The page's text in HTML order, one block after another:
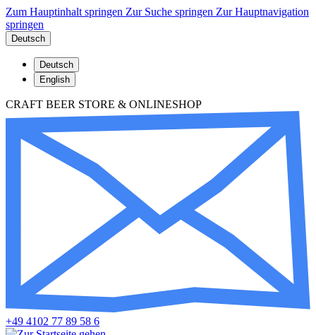
Zum Hauptinhalt springen Zur Suche springen Zur Hauptnavigation
springen
Deutsch
Deutsch
English
CRAFT BEER STORE & ONLINESHOP
+49 4102 77 89 58 6